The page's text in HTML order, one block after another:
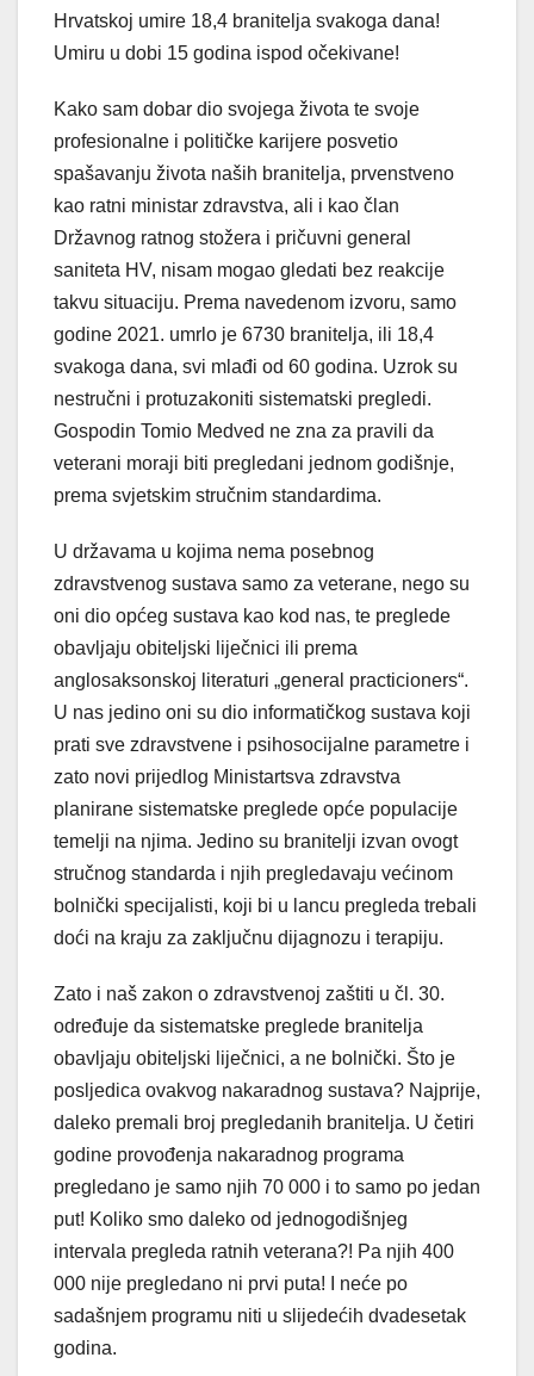
Hrvatskoj umire 18,4 branitelja svakoga dana!
Umiru u dobi 15 godina ispod očekivane!
Kako sam dobar dio svojega života te svoje
profesionalne i političke karijere posvetio
spašavanju života naših branitelja, prvenstveno
kao ratni ministar zdravstva, ali i kao član
Državnog ratnog stožera i pričuvni general
saniteta HV, nisam mogao gledati bez reakcije
takvu situaciju. Prema navedenom izvoru, samo
godine 2021. umrlo je 6730 branitelja, ili 18,4
svakoga dana, svi mlađi od 60 godina. Uzrok su
nestručni i protuzakoniti sistematski pregledi.
Gospodin Tomio Medved ne zna za pravili da
veterani moraji biti pregledani jednom godišnje,
prema svjetskim stručnim standardima.
U državama u kojima nema posebnog
zdravstvenog sustava samo za veterane, nego su
oni dio općeg sustava kao kod nas, te preglede
obavljaju obiteljski liječnici ili prema
anglosaksonskoj literaturi „general practicioners“.
U nas jedino oni su dio informatičkog sustava koji
prati sve zdravstvene i psihosocijalne parametre i
zato novi prijedlog Ministartsva zdravstva
planirane sistematske preglede opće populacije
temelji na njima. Jedino su branitelji izvan ovogt
stručnog standarda i njih pregledavaju većinom
bolnički specijalisti, koji bi u lancu pregleda trebali
doći na kraju za zaključnu dijagnozu i terapiju.
Zato i naš zakon o zdravstvenoj zaštiti u čl. 30.
određuje da sistematske preglede branitelja
obavljaju obiteljski liječnici, a ne bolnički. Što je
posljedica ovakvog nakaradnog sustava? Najprije,
daleko premali broj pregledanih branitelja. U četiri
godine provođenja nakaradnog programa
pregledano je samo njih 70 000 i to samo po jedan
put! Koliko smo daleko od jednogodišnjeg
intervala pregleda ratnih veterana?! Pa njih 400
000 nije pregledano ni prvi puta! I neće po
sadašnjem programu niti u slijedećih dvadesetak
godina.